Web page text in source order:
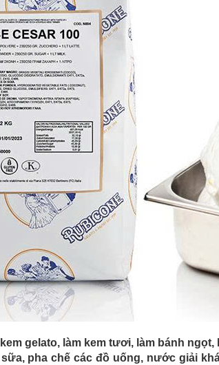
kem gelato, làm kem tươi, làm bánh
pha chế các đồ uống, nước giải